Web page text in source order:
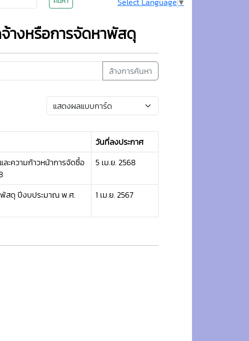
างหรือการจัดหาพัสดุ
ล้างการค้นหา
วันที่ลงประกาศ
ะความก้าวหน้าการจัดซื้อ
5 เม.ย. 2568
พัสดุ ปีงบประมาณ พ.ศ.
1 เม.ย. 2567